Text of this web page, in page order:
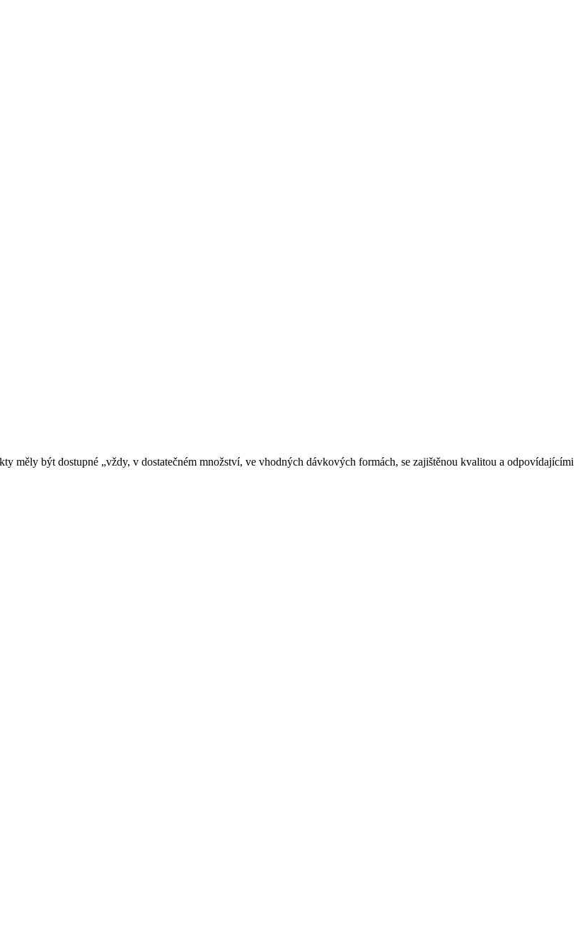
měly být dostupné „vždy, v dostatečném množství, ve vhodných dávkových formách, se zajištěnou kvalitou a odpovídajícími